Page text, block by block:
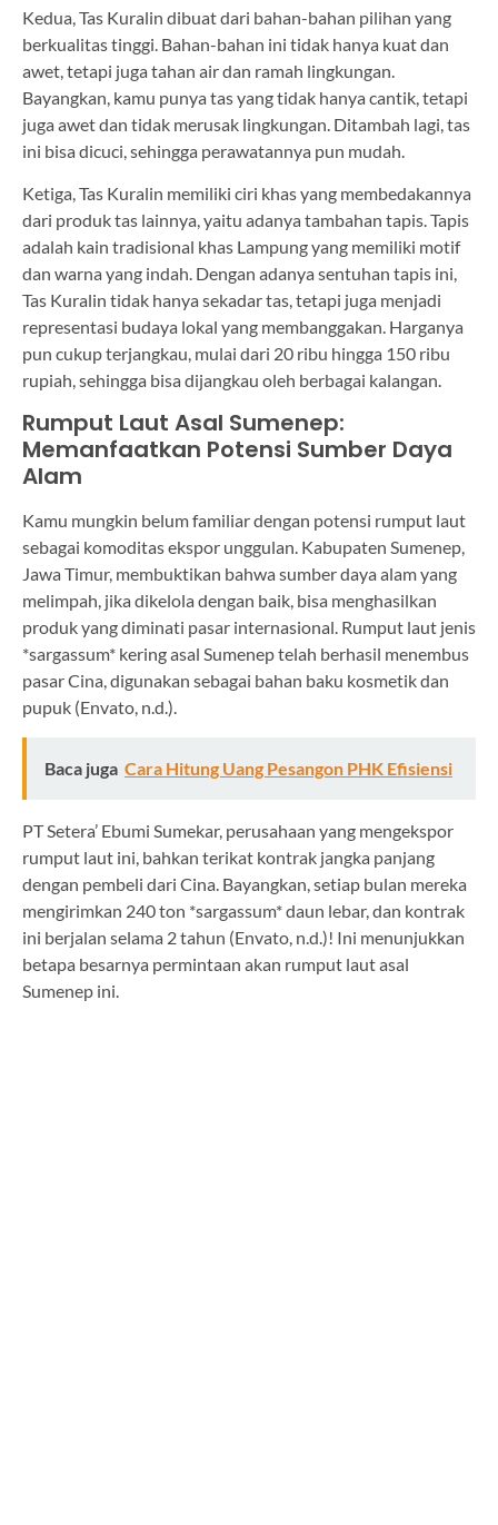
Kedua, Tas Kuralin dibuat dari bahan-bahan pilihan yang
berkualitas tinggi. Bahan-bahan ini tidak hanya kuat dan
awet, tetapi juga tahan air dan ramah lingkungan.
Bayangkan, kamu punya tas yang tidak hanya cantik, tetapi
juga awet dan tidak merusak lingkungan. Ditambah lagi, tas
ini bisa dicuci, sehingga perawatannya pun mudah.
Ketiga, Tas Kuralin memiliki ciri khas yang membedakannya
dari produk tas lainnya, yaitu adanya tambahan tapis. Tapis
adalah kain tradisional khas Lampung yang memiliki motif
dan warna yang indah. Dengan adanya sentuhan tapis ini,
Tas Kuralin tidak hanya sekadar tas, tetapi juga menjadi
representasi budaya lokal yang membanggakan. Harganya
pun cukup terjangkau, mulai dari 20 ribu hingga 150 ribu
rupiah, sehingga bisa dijangkau oleh berbagai kalangan.
Rumput Laut Asal Sumenep:
Memanfaatkan Potensi Sumber Daya
Alam
Kamu mungkin belum familiar dengan potensi rumput laut
sebagai komoditas ekspor unggulan. Kabupaten Sumenep,
Jawa Timur, membuktikan bahwa sumber daya alam yang
melimpah, jika dikelola dengan baik, bisa menghasilkan
produk yang diminati pasar internasional. Rumput laut jenis
*sargassum* kering asal Sumenep telah berhasil menembus
pasar Cina, digunakan sebagai bahan baku kosmetik dan
pupuk (Envato, n.d.).
Baca juga Cara Hitung Uang Pesangon PHK Efisiensi
PT Setera’ Ebumi Sumekar, perusahaan yang mengekspor
rumput laut ini, bahkan terikat kontrak jangka panjang
dengan pembeli dari Cina. Bayangkan, setiap bulan mereka
mengirimkan 240 ton *sargassum* daun lebar, dan kontrak
ini berjalan selama 2 tahun (Envato, n.d.)! Ini menunjukkan
betapa besarnya permintaan akan rumput laut asal
Sumenep ini.